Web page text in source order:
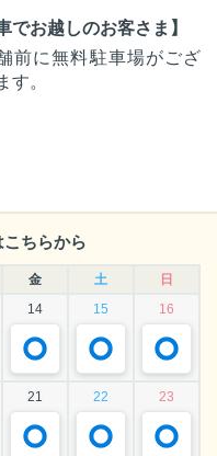
でお越しのお客さま】
前に無料駐車場がござ
す。
ちらから
金 土
日
14 15 16
21 22 23